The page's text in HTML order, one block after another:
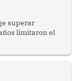
superar
limitaron el